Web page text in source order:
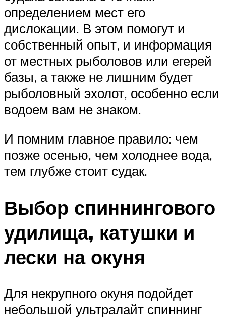
определением мест его
дислокации. В этом помогут и
собственный опыт, и информация
от местных рыболовов или егерей
базы, а также не лишним будет
рыболовный эхолот, особенно если
водоем вам не знаком.
И помним главное правило: чем
позже осенью, чем холоднее вода,
тем глубже стоит судак.
Выбор спиннингового
удилища, катушки и
лески на окуня
Для некрупного окуня подойдет
небольшой ультралайт спиннинг